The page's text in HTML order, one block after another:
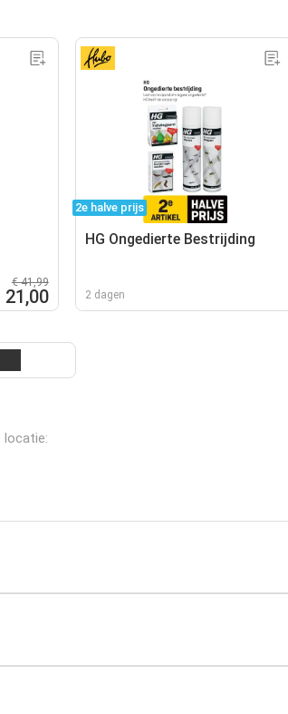
€ 41,99
21,00
2e halve prijs
HG Ongedierte Bestrijding
2 dagen
locatie: